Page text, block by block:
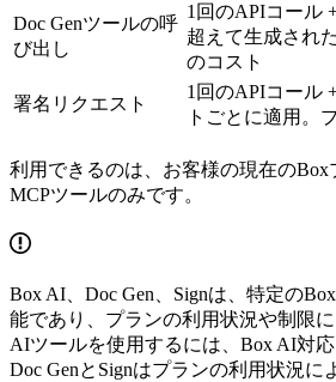
Doc Genツールの呼
び出し
1回のAPIコール
超えて生成され
のコスト
署名リクエスト
1回のAPIコール
トごとに適用。
利用できるのは、お客様の現在のBox
MCPツールのみです。
Box AI、Doc Gen、Signは、特定の
能であり、プランの利用状況や制限に
AIツールを使用するには、Box AI対応
Doc GenとSignはプランの利用状況に